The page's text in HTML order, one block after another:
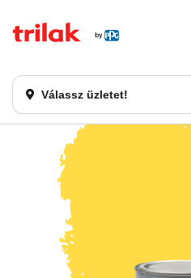
Válassz üzletet!
Fontos tájékoztatás!